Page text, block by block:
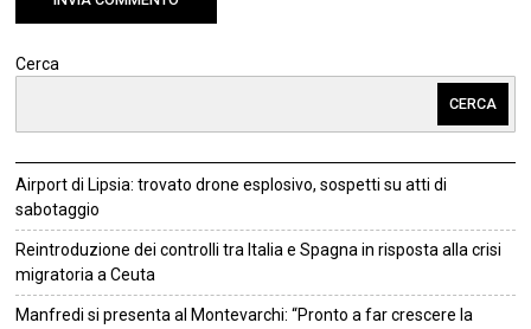
Cerca
CERCA
Airport di Lipsia: trovato drone esplosivo, sospetti su atti di
sabotaggio
Reintroduzione dei controlli tra Italia e Spagna in risposta alla crisi
migratoria a Ceuta
Manfredi si presenta al Montevarchi: “Pronto a far crescere la